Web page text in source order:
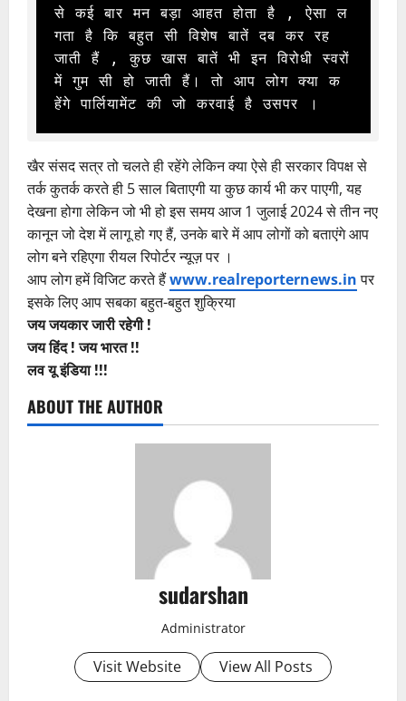
से कई बार मन बड़ा आहत होता है , ऐसा ल
गता है कि बहुत सी विशेष बातें दब कर रह
जाती हैं , कुछ खास बातें भी इन विरोधी स्वरों
में गुम सी हो जाती हैं। तो आप लोग क्या क
हेंगे पार्लियामेंट की जो करवाई है उसपर ।
खैर संसद सत्र तो चलते ही रहेंगे लेकिन क्या ऐसे ही सरकार विपक्ष से
तर्क कुतर्क करते ही 5 साल बिताएगी या कुछ कार्य भी कर पाएगी, यह
देखना होगा लेकिन जो भी हो इस समय आज 1 जुलाई 2024 से तीन नए
कानून जो देश में लागू हो गए हैं, उनके बारे में आप लोगों को बताएंगे आप
लोग बने रहिएगा रीयल रिपोर्टर न्यूज़ पर ।
आप लोग हमें विजिट करते हैंwww.realreporternews.in पर
इसके लिए आप सबका बहुत-बहुत शुक्रिया
जय जयकार जारी रहेगी !
जय हिंद ! जय भारत !!
लव यू इंडिया !!!
ABOUT THE AUTHOR
sudarshan
Administrator
Visit Website View All Posts